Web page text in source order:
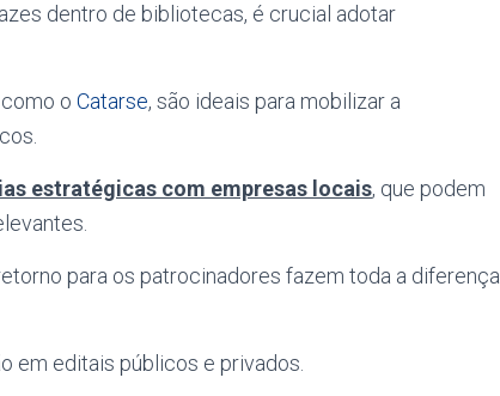
dentro de bibliotecas, é crucial adotar
como o Catarse, são ideais para mobilizar a
estratégicas com empresas locais, que podem
para os patrocinadores fazem toda a diferença
em editais públicos e privados.